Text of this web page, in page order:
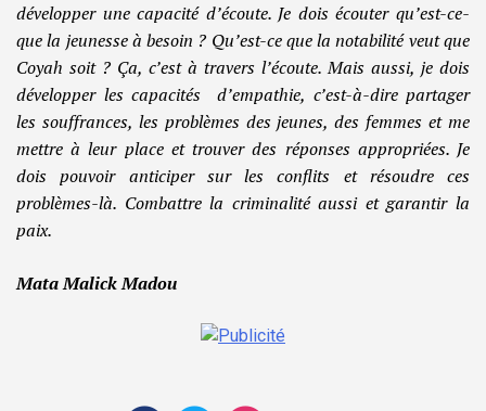
développer une capacité d’écoute. Je dois écouter qu’est-ce-
que la jeunesse à besoin ? Qu’est-ce que la notabilité veut que
Coyah soit ? Ça, c’est à travers l’écoute. Mais aussi, je dois
développer les capacités d’empathie, c’est-à-dire partager
les souffrances, les problèmes des jeunes, des femmes et me
mettre à leur place et trouver des réponses appropriées. Je
dois pouvoir anticiper sur les conflits et résoudre ces
problèmes-là. Combattre la criminalité aussi et garantir la
paix.
Mata Malick Madou